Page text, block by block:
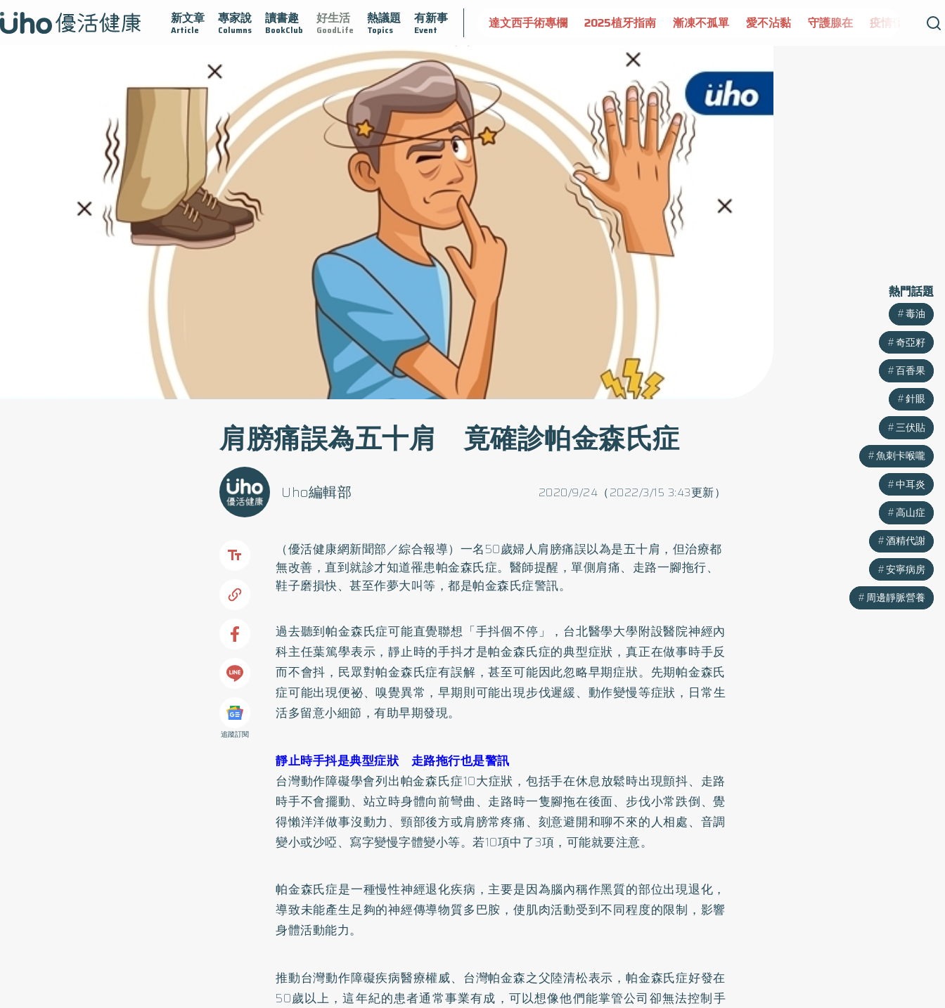
新文章
Article
專家說
Columns
讀書趣
BookClub
好生活
GoodLife
熱議題
Topics
有新事
Event
疫情保衛戰 再生醫學 愛的未來視 認識攝護腺肥大 守護骨骼健康 達文西手術專欄 2025植牙指南 漸凍不孤單 愛不沾黏 守護腺在 疫情保衛戰 再生醫學 愛的
肩膀痛誤為五十肩 竟確診帕金森氏症
2020/9/24（2022/3/15 3:43更新）
Uho編輯部
追蹤訂閱
（優活健康網新聞部／綜合報導）一名50歲婦人肩膀痛誤以為是五十肩 ，但治療都
無改善，直到就診才知道罹患帕金森氏症。醫師提醒，單側肩痛、走路一腳拖行、
鞋子磨損快、甚至作夢大叫等，都是帕金森氏症警訊。
過去聽到帕金森氏症可能直覺聯想「手抖個不停」，台北醫學大學附設醫院神經內
科主任葉篤學表示，靜止時的手抖才是帕金森氏症的典型症狀，真正在做事時手反
而不會抖，民眾對帕金森氏症有誤解，甚至可能因此忽略早期症狀。先期帕金森氏
症可能出現便祕、嗅覺異常，早期則可能出現步伐遲緩、動作變慢等症狀，日常生
活多留意小細節，有助早期發現。
靜止時手抖是典型症狀 走路拖行也是警訊
台灣動作障礙學會列出帕金森氏症10大症狀，包括手在休息放鬆時出現顫抖、走路
時手不會擺動、站立時身體向前彎曲、走路時一隻腳拖在後面、步伐小常跌倒、覺
得懶洋洋做事沒動力、頸部後方或肩膀常疼痛、刻意避開和聊不來的人相處、音調
變小或沙啞、寫字變慢字體變小等。若10項中了3項，可能就要注意。
帕金森氏症是一種慢性神經退化疾病，主要是因為腦內稱作黑質的部位出現退化，
導致未能產生足夠的神經傳導物質多巴胺，使肌肉活動受到不同程度的限制，影響
身體活動能力。
推動台灣動作障礙疾病醫療權威、台灣帕金森之父陸清松表示，帕金森氏症好發在
50歲以上，這年紀的患者通常事業有成，可以想像他們能掌管公司卻無法控制手
熱門話題
毒油
奇亞籽
百香果
針眼
三伏貼
魚刺卡喉嚨
中耳炎
高山症
酒精代謝
安寧病房
周邊靜脈營養
熱門話題
毒油
奇亞籽
百香果
針眼
三伏貼
魚刺卡喉嚨
中耳炎
高山症
酒精代謝
安寧病房
周邊靜脈營養